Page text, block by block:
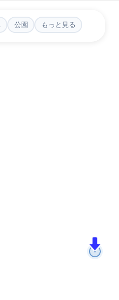
公園 もっと見る